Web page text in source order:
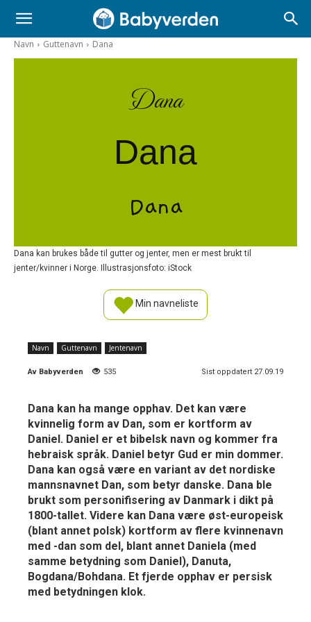
Navn Guttenavn Dana
Dana
Dana
Dana
Dana kan brukes både til gutter og jenter, men er mest brukt til
jenter/kvinner i Norge. Illustrasjonsfoto: iStock
Min navneliste
Navn Guttenavn Jentenavn
Av Babyverden 535 Sist oppdatert 27.09.19
Dana kan ha mange opphav. Det kan være
kvinnelig form av Dan, som er kortform av
Daniel. Daniel er et bibelsk navn og kommer fra
hebraisk språk. Daniel betyr Gud er min dommer.
Dana kan også være en variant av det nordiske
mannsnavnet Dan, som betyr danske. Dana ble
brukt som personifisering av Danmark i dikt på
1800-tallet. Videre kan Dana være øst-europeisk
(blant annet polsk) kortform av flere kvinnenavn
med -dan som del, blant annet Daniela (med
samme betydning som Daniel), Danuta,
Bogdana/Bohdana. Et fjerde opphav er persisk
med betydningen klok.